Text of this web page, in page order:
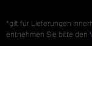
*gilt für Lieferungen
entnehmen Sie bitte den